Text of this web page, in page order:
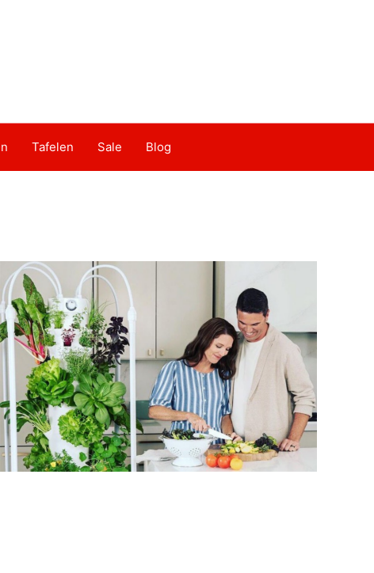
Tafelen Sale Blog